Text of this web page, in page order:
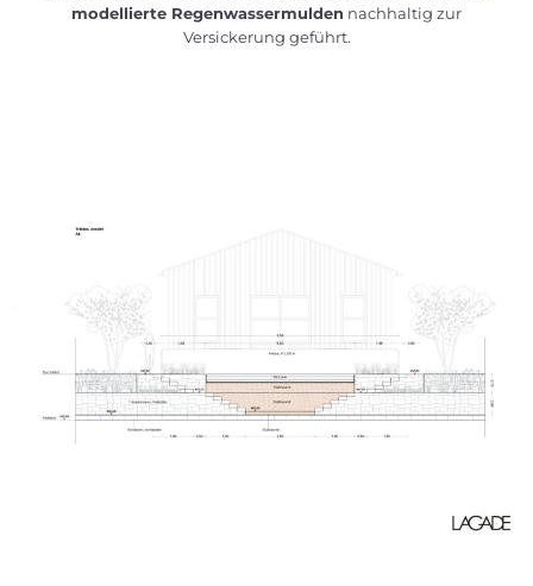
modellierte Regenwassermulden nachhaltig zur
Versickerung geführt.